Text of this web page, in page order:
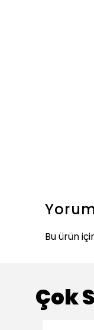
Bu ürün
Çok